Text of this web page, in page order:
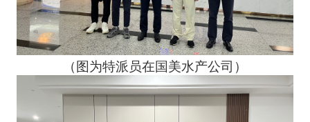
（图为特派员在国美水产公司）